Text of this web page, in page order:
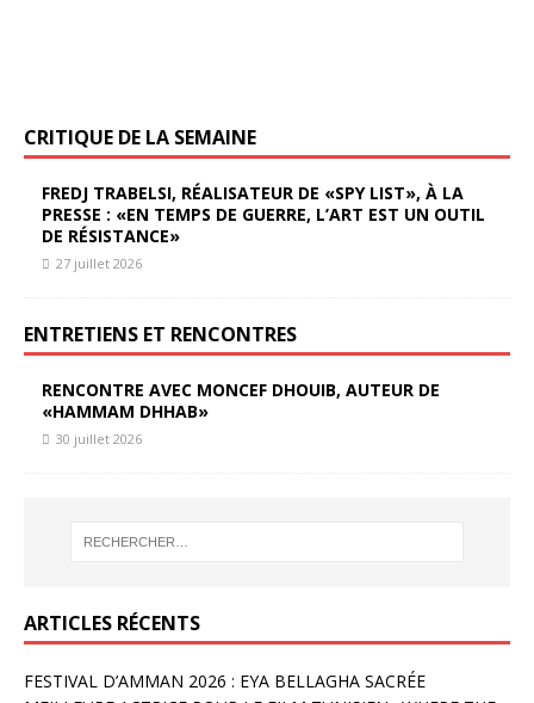
CRITIQUE DE LA SEMAINE
FREDJ TRABELSI, RÉALISATEUR DE «SPY LIST», À LA
PRESSE : «EN TEMPS DE GUERRE, L’ART EST UN OUTIL
DE RÉSISTANCE»
27 juillet 2026
ENTRETIENS ET RENCONTRES
RENCONTRE AVEC MONCEF DHOUIB, AUTEUR DE
«HAMMAM DHHAB»
30 juillet 2026
ARTICLES RÉCENTS
FESTIVAL D’AMMAN 2026 : EYA BELLAGHA SACRÉE